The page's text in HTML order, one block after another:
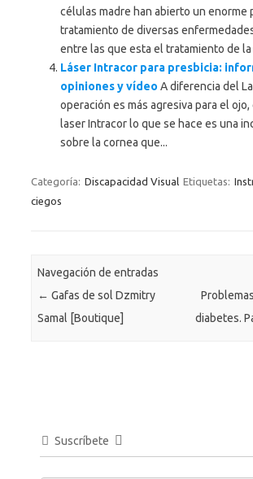
células madre han abierto un enorme
tratamiento de diversas
entre las que esta el tratamiento de la
Láser Intracor para presbicia:
opiniones y vídeo A diferencia del
operación es más agresiva para el
laser Intracor lo que se hace es una
sobre la cornea que...
Categoría: Discapacidad Visual Etiquetas:
ciegos
Navegación de entradas
← Gafas de sol Dzmitry
Samal [Boutique]
diabetes.
Suscríbete